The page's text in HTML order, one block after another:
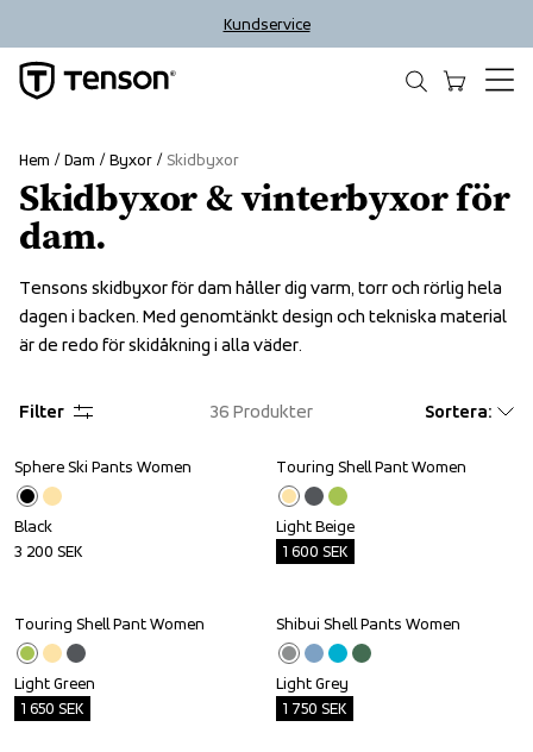
Kundservice
Hem Dam Byxor Skidbyxor
Skidbyxor & vinterbyxor för
dam.
Tensons skidbyxor för dam håller dig varm, torr och rörlig hela
dagen i backen. Med genomtänkt design och tekniska material
är de redo för skidåkning i alla väder.
Filter 36 Produkter Sortera:
Sphere Ski Pants Women
Black
3 200 SEK
Outlet
Touring Shell Pant Women
Light Beige
1 600 SEK
Outlet
Touring Shell Pant Women
Light Green
1 650 SEK
Outlet
Shibui Shell Pants Women
Light Grey
1 750 SEK